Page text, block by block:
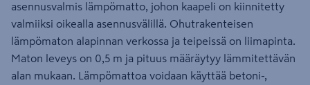
asennusvalmis lämpömatto, johon kaapeli on kiinnitetty
valmiiksi oikealla asennusvälillä. Ohutrakenteisen
lämpömaton alapinnan verkossa ja teipeissä on liimapinta.
Maton leveys on 0,5 m ja pituus määräytyy lämmitettävän
alan mukaan. Lämpömattoa voidaan käyttää betoni-,